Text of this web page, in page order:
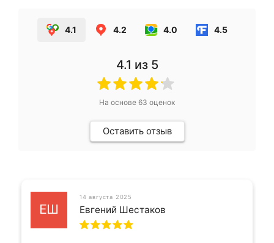
4.1 4.2 4.0 4.5
4.1 из 5
На основе 63 оценок
Оставить отзыв
ЕШ
14 августа 2025
Евгений Шестаков